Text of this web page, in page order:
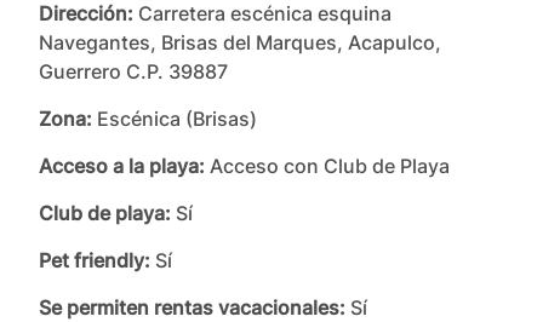
Dirección: Carretera escénica esquina
Navegantes, Brisas del Marques, Acapulco,
Guerrero C.P. 39887
Zona: Escénica (Brisas)
Acceso a la playa: Acceso con Club de Playa
Club de playa: Sí
Pet friendly: Sí
Se permiten rentas vacacionales: Sí